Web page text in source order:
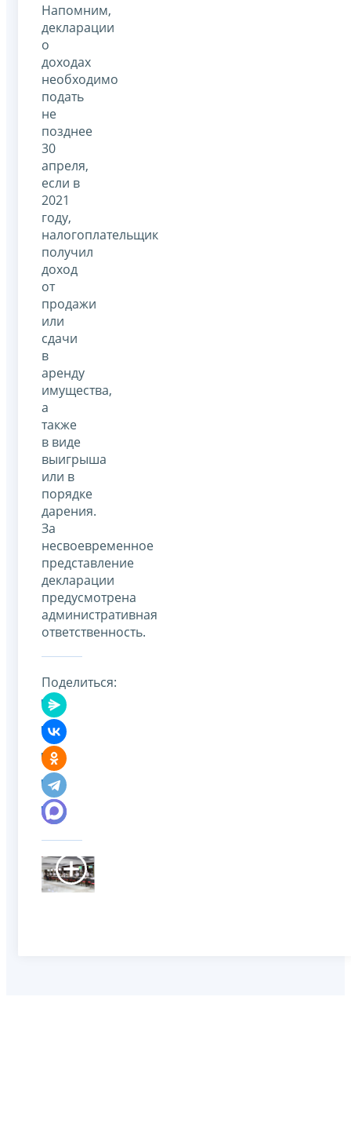
Напомним,
декларации
о
доходах
необходимо
подать
не
позднее
30
апреля,
если в
2021
году,
налогоплательщик
получил
доход
от
продажи
или
сдачи
в
аренду
имущества,
а
также
в виде
выигрыша
или в
порядке
дарения.
За
несвоевременное
представление
декларации
предусмотрена
административная
ответственность.
Поделиться: